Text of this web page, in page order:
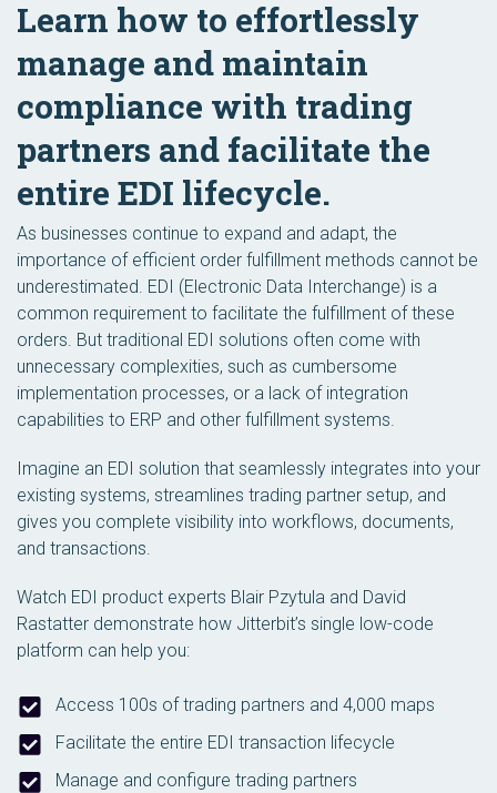
Learn how to effortlessly
manage and maintain
compliance with trading
partners and facilitate the
entire EDI lifecycle.
As businesses continue to expand and adapt, the
importance of efficient order fulfillment methods cannot be
underestimated. EDI (Electronic Data Interchange) is a
common requirement to facilitate the fulfillment of these
orders. But traditional EDI solutions often come with
unnecessary complexities, such as cumbersome
implementation processes, or a lack of integration
capabilities to ERP and other fulfillment systems.
Imagine an EDI solution that seamlessly integrates into your
existing systems, streamlines trading partner setup, and
gives you complete visibility into workflows, documents,
and transactions.
Watch EDI product experts Blair Pzytula and David
Rastatter demonstrate how Jitterbit’s single low-code
platform can help you:
Access 100s of trading partners and 4,000 maps
Facilitate the entire EDI transaction lifecycle
Manage and configure trading partners